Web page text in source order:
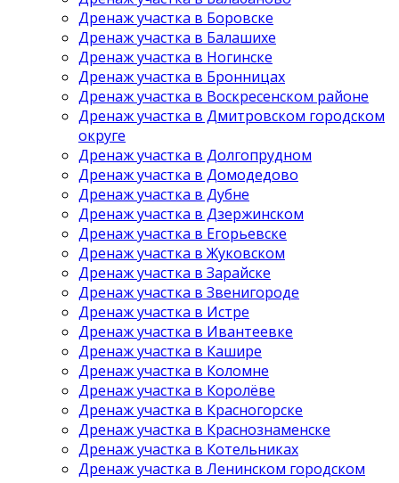
Дренаж участка в Боровске
Дренаж участка в Балашихе
Дренаж участка в Ногинске
Дренаж участка в Бронницах
Дренаж участка в Воскресенском районе
Дренаж участка в Дмитровском городском
округе
Дренаж участка в Долгопрудном
Дренаж участка в Домодедово
Дренаж участка в Дубне
Дренаж участка в Дзержинском
Дренаж участка в Егорьевске
Дренаж участка в Жуковском
Дренаж участка в Зарайске
Дренаж участка в Звенигороде
Дренаж участка в Истре
Дренаж участка в Ивантеевке
Дренаж участка в Кашире
Дренаж участка в Коломне
Дренаж участка в Королёве
Дренаж участка в Красногорске
Дренаж участка в Краснознаменске
Дренаж участка в Котельниках
Дренаж участка в Ленинском городском